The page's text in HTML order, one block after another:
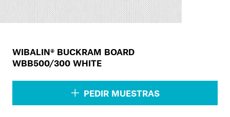
WIBALIN® BUCKRAM BOARD
WBB500/300 WHITE
PEDIR MUESTRAS